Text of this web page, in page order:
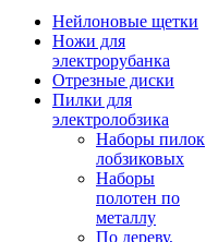
Нейлоновые щетки
Ножи для
электрорубанка
Отрезные диски
Пилки для
электролобзика
Наборы пилок
лобзиковых
Наборы
полотен по
металлу
По дереву,